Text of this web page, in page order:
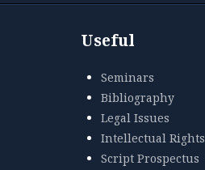
Useful
Seminars
Bibliography
Legal Issues
Intellectual Rights
Script Prospectus